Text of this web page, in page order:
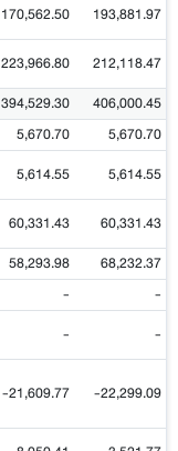
170,562.50 193,881.97
223,966.80 212,118.47
394,529.30 406,000.45
5,670.70 5,670.70
5,614.55 5,614.55
60,331.43 60,331.43
58,293.98 68,232.37
- -
- -
-21,609.77 -22,299.09